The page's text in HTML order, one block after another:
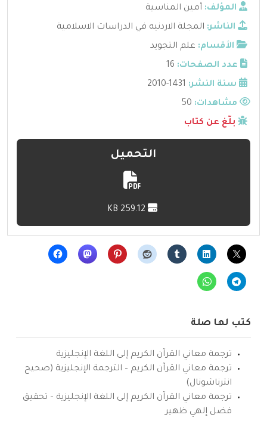
المؤلف: أمين المناسية
الناشر: المجلة الاردنيه في الدراسات الاسلامية
الأقسام: علم التجويد
عدد الصفحات: 16
سنة النشر: 1431-2010
مشاهدات:
بلّغ عن كتاب
التحميل
كتب لها صلة
ترجمة معاني القرآن الكريم إلى اللغة الإنجليزية
ترجمة معاني القرآن الكريم – الترجمة الإنجليزية (صحيح
انترناشونال)
ترجمة معاني القرآن الكريم إلى اللغة الإنجليزية – تحقيق
فضل إلهي ظهير